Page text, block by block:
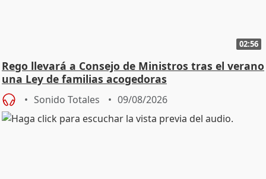
02:56
Rego llevará a Consejo de Ministros tras el verano
una Ley de familias acogedoras
Sonido Totales 09/08/2026